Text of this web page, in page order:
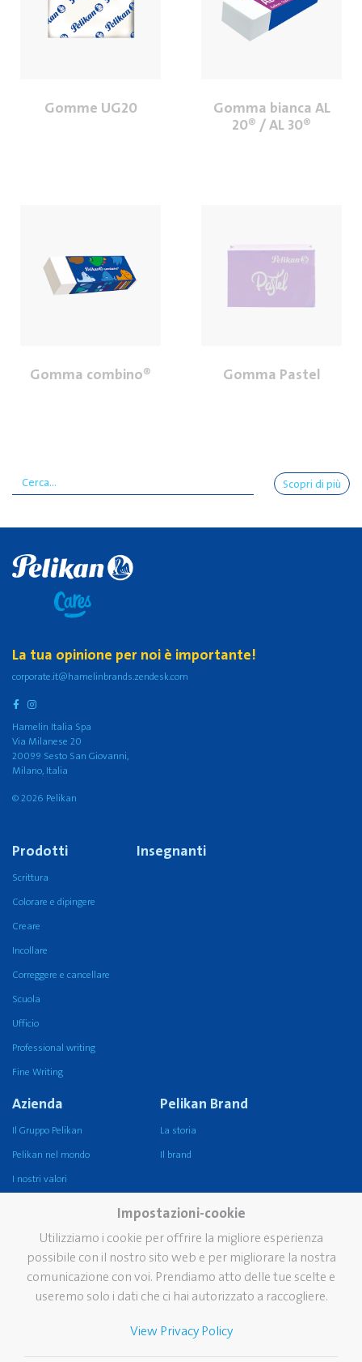
Gomme UG20
Gomma bianca AL
20® / AL 30®
Gomma combino® Gomma Pastel
Scopri di più
La tua opinione per noi è importante!
corporate.it@hamelinbrands.zendesk.com
Hamelin Italia Spa
Via Milanese 20
20099 Sesto San Giovanni,
Milano, Italia
© 2026 Pelikan
Prodotti
Scrittura
Colorare e dipingere
Creare
Incollare
Correggere e cancellare
Scuola
Ufficio
Professional writing
Fine Writing
Insegnanti
Azienda
Il Gruppo Pelikan
Pelikan nel mondo
I nostri valori
Museo
Pelikan Brand
La storia
Il brand
Servizi
Newsletter
Contatti
Impostazioni-cookie
Utilizziamo i cookie per offrire la migliore esperienza
possibile con il nostro sito web e per migliorare la nostra
comunicazione con voi. Prendiamo atto delle tue scelte e
useremo solo i dati che ci hai autorizzato a raccogliere.
View Privacy Policy